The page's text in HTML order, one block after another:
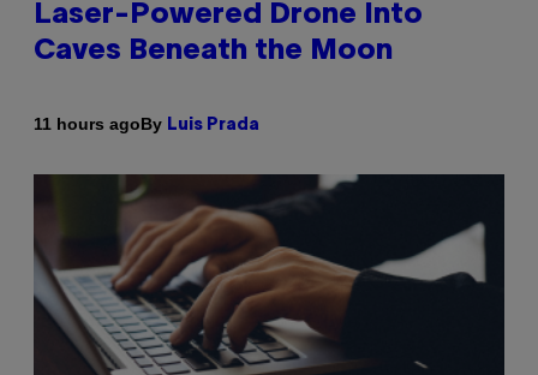
Laser-Powered Drone Into
Caves Beneath the Moon
11 hours agoBy Luis Prada